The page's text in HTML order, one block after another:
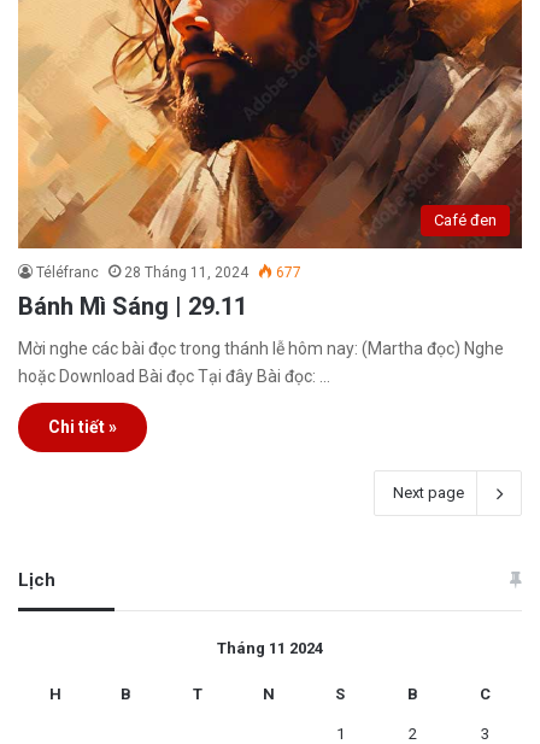
Café đen
Téléfranc 28 Tháng 11, 2024 677
Bánh Mì Sáng | 29.11
Mời nghe các bài đọc trong thánh lễ hôm nay: (Martha đọc) Nghe
hoặc Download Bài đọc Tại đây Bài đọc: …
Chi tiết »
Next page
Lịch
Tháng 11 2024
H B T N S B C
1 2 3